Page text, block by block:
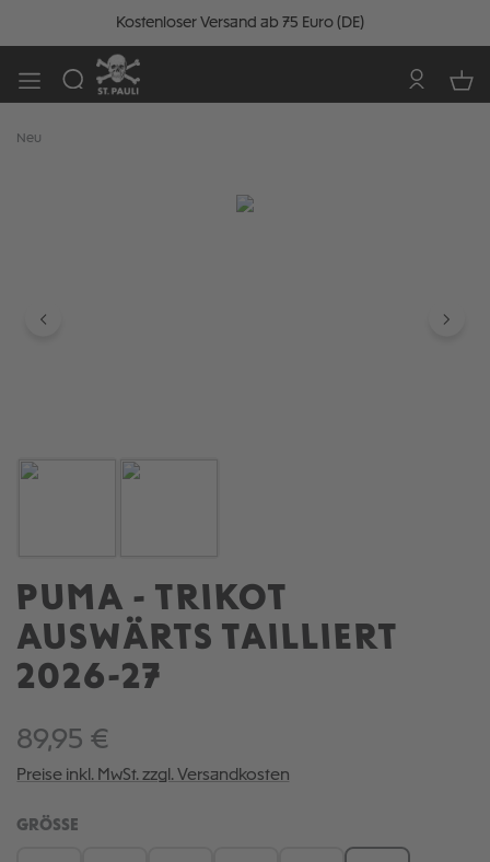
Kostenloser Versand ab 75 Euro (DE)
Neu
PUMA - TRIKOT
AUSWÄRTS TAILLIERT
2026-27
89,95 €
Preise inkl. MwSt. zzgl. Versandkosten
GRÖSSE